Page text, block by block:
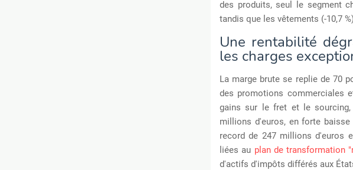
des produits, seul le segment
tandis que les vêtements (-10,7
Une rentabilité
les charges
La marge brute se replie de 70
des promotions commerciales
gains sur le fret et le
millions d'euros, en forte
record de 247 millions d'euros
liées au plan de transformation
d'actifs d'impôts différés aux